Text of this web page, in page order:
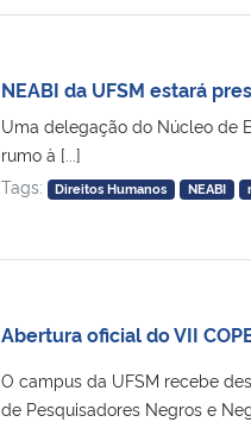
NEABI da UFSM estará
Uma delegação do Núcleo de
rumo à [...]
Tags:
Direitos Humanos NEABI
Abertura oficial do VII
O campus da UFSM recebe
de Pesquisadores Negros e